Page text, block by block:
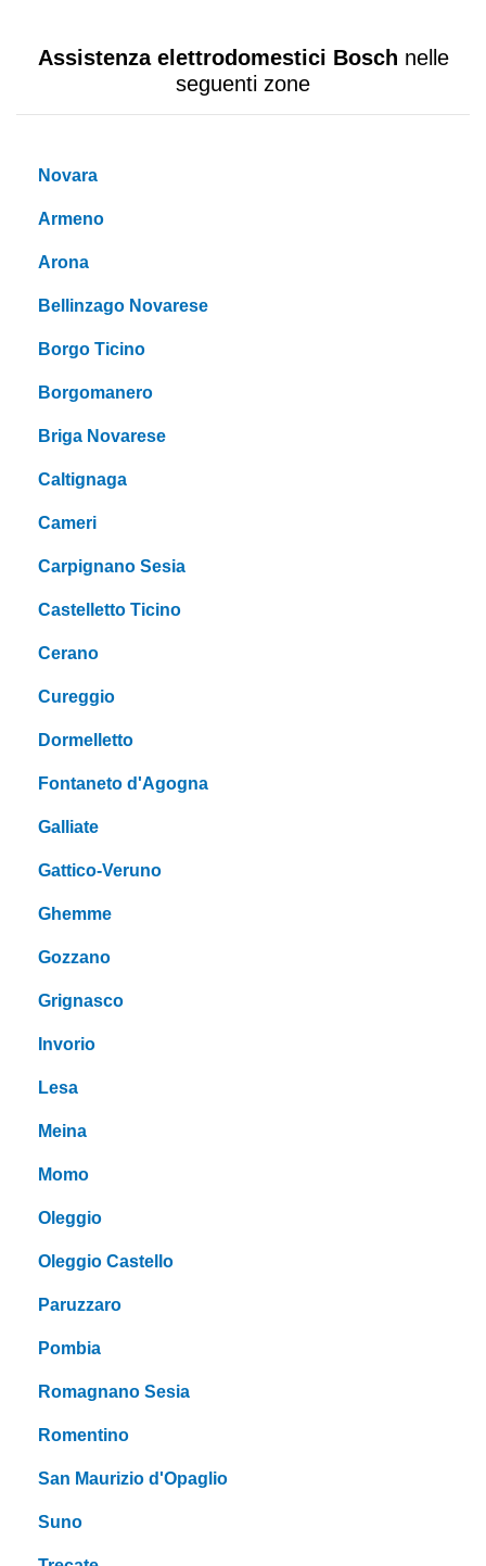
Assistenza elettrodomestici Bosch nelle
seguenti zone
Novara
Armeno
Arona
Bellinzago Novarese
Borgo Ticino
Borgomanero
Briga Novarese
Caltignaga
Cameri
Carpignano Sesia
Castelletto Ticino
Cerano
Cureggio
Dormelletto
Fontaneto d'Agogna
Galliate
Gattico-Veruno
Ghemme
Gozzano
Grignasco
Invorio
Lesa
Meina
Momo
Oleggio
Oleggio Castello
Paruzzaro
Pombia
Romagnano Sesia
Romentino
San Maurizio d'Opaglio
Suno